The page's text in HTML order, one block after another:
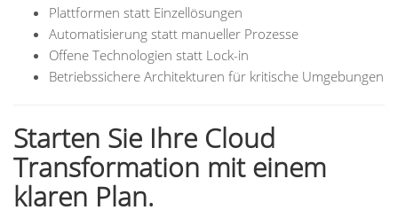
Plattformen statt Einzellösungen
Automatisierung statt manueller Prozesse
Offene Technologien statt Lock-in
Betriebssichere Architekturen für kritische Umgebungen
Starten Sie Ihre Cloud
Transformation mit einem
klaren Plan.